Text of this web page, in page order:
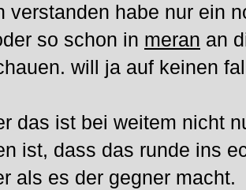
verstanden habe nur ein
so schon in meran an
will ja auf keinen
das ist bei weitem nicht
ist, dass das runde ins
als es der gegner macht.